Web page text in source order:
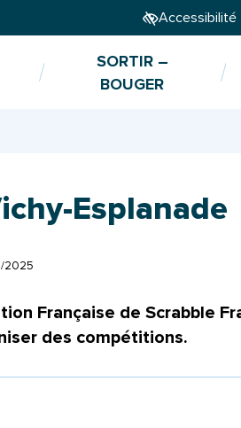
Accessibilité
SORTIR –
BOUGER
Esplanade
2025
Française de Scrabble
des compétitions.